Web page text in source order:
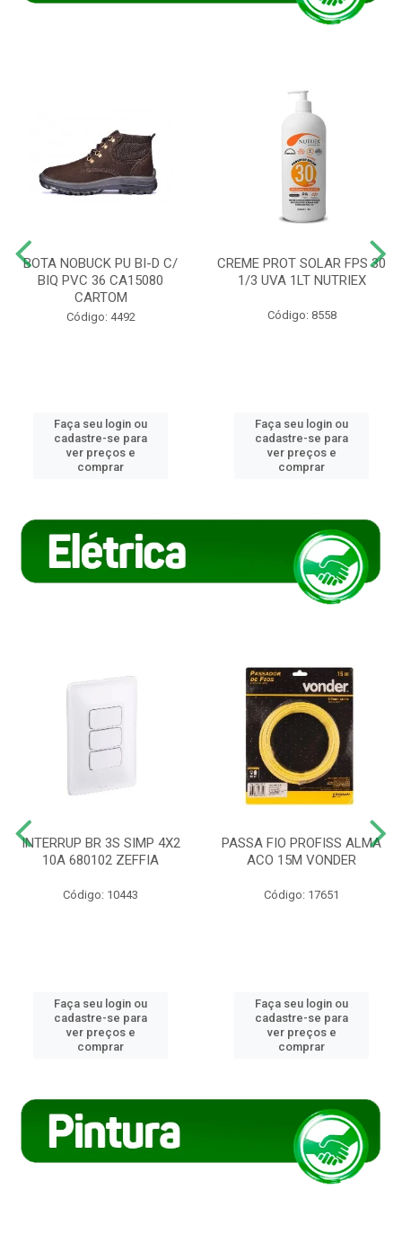
BOTA NOBUCK PU BI-D C/
BIQ PVC 36 CA15080
CARTOM
Código: 4492
Faça seu login ou
cadastre-se para
ver preços e
comprar
CREME PROT SOLAR FPS 30
1/3 UVA 1LT NUTRIEX
Código: 8558
Faça seu login ou
cadastre-se para
ver preços e
comprar
INTERRUP BR 3S SIMP 4X2
10A 680102 ZEFFIA
Código: 10443
Faça seu login ou
cadastre-se para
ver preços e
comprar
PASSA FIO PROFISS ALMA
ACO 15M VONDER
Código: 17651
Faça seu login ou
cadastre-se para
ver preços e
comprar